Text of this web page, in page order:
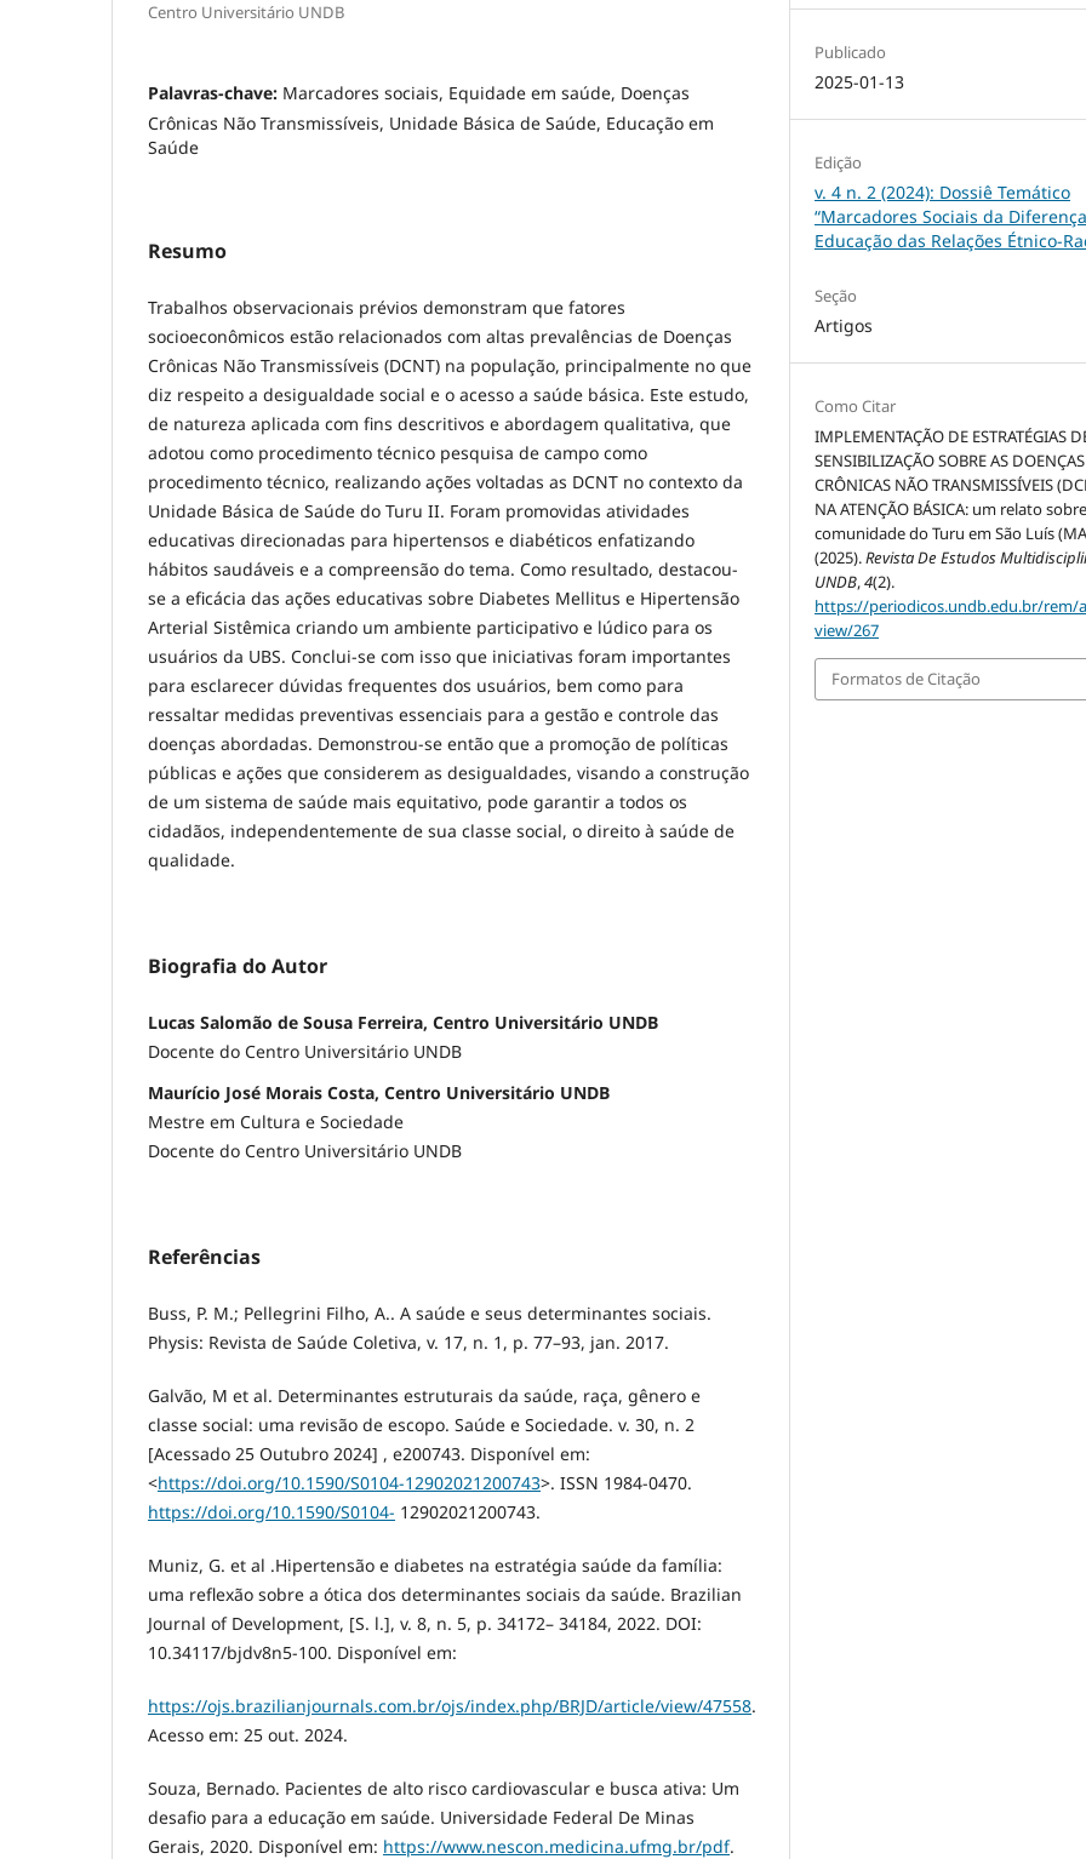
Centro Universitário UNDB
Palavras-chave: Marcadores sociais, Equidade em saúde, Doenças
Crônicas Não Transmissíveis, Unidade Básica de Saúde, Educação em
Saúde
Resumo
Trabalhos observacionais prévios demonstram que fatores
socioeconômicos estão relacionados com altas prevalências de Doenças
Crônicas Não Transmissíveis (DCNT) na população, principalmente no que
diz respeito a desigualdade social e o acesso a saúde básica. Este estudo,
de natureza aplicada com fins descritivos e abordagem qualitativa, que
adotou como procedimento técnico pesquisa de campo como
procedimento técnico, realizando ações voltadas as DCNT no contexto da
Unidade Básica de Saúde do Turu II. Foram promovidas atividades
educativas direcionadas para hipertensos e diabéticos enfatizando
hábitos saudáveis e a compreensão do tema. Como resultado, destacou-
se a eficácia das ações educativas sobre Diabetes Mellitus e Hipertensão
Arterial Sistêmica criando um ambiente participativo e lúdico para os
usuários da UBS. Conclui-se com isso que iniciativas foram importantes
para esclarecer dúvidas frequentes dos usuários, bem como para
ressaltar medidas preventivas essenciais para a gestão e controle das
doenças abordadas. Demonstrou-se então que a promoção de políticas
públicas e ações que considerem as desigualdades, visando a construção
de um sistema de saúde mais equitativo, pode garantir a todos os
cidadãos, independentemente de sua classe social, o direito à saúde de
qualidade.
Biografia do Autor
Lucas Salomão de Sousa Ferreira, Centro Universitário UNDB
Docente do Centro Universitário UNDB
Maurício José Morais Costa, Centro Universitário UNDB
Mestre em Cultura e Sociedade
Docente do Centro Universitário UNDB
Referências
Buss, P. M.; Pellegrini Filho, A.. A saúde e seus determinantes sociais.
Physis: Revista de Saúde Coletiva, v. 17, n. 1, p. 77–93, jan. 2017.
Galvão, M et al. Determinantes estruturais da saúde, raça, gênero e
classe social: uma revisão de escopo. Saúde e Sociedade. v. 30, n. 2
[Acessado 25 Outubro 2024] , e200743. Disponível em:
<https://doi.org/10.1590/S0104-12902021200743>. ISSN 1984-0470.
https://doi.org/10.1590/S0104- 12902021200743.
Muniz, G. et al .Hipertensão e diabetes na estratégia saúde da família:
uma reflexão sobre a ótica dos determinantes sociais da saúde. Brazilian
Journal of Development, [S. l.], v. 8, n. 5, p. 34172– 34184, 2022. DOI:
10.34117/bjdv8n5-100. Disponível em:
https://ojs.brazilianjournals.com.br/ojs/index.php/BRJD/article/view/47558.
Acesso em: 25 out. 2024.
Souza, Bernado. Pacientes de alto risco cardiovascular e busca ativa: Um
desafio para a educação em saúde. Universidаde Federаl De Minаs
Gerаis, 2020. Disponível em: https://www.nescon.medicina.ufmg.br/pdf.
Publicado
2025-01-13
Edição
v. 4 n. 2 (2024): Dossiê Temático
“Marcadores Sociais da
Educação das Relações Étnico-
Seção
Artigos
Como Citar
IMPLEMENTAÇÃO DE ESTRATÉGIAS
SENSIBILIZAÇÃO SOBRE AS DOENÇAS
CRÔNICAS NÃO TRANSMISSÍVEIS
NA ATENÇÃO BÁSICA: um relato
comunidade do Turu em São Luís
(2025).Revista De Estudos
UNDB,4(2).
https://periodicos.undb.edu.br/rem/
view/267
Formatos de Citação